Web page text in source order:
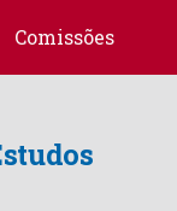
Comissões